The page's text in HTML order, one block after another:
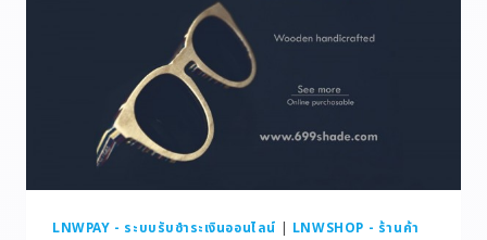
LNWPAY - ระบบรับชำระเงินออนไลน์ | LNWSHOP - ร้านค้า